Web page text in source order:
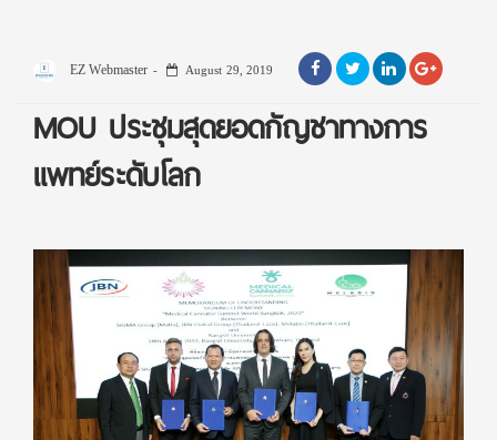
EZ Webmaster August 29, 2019
MOU ประชุมสุดยอดกัญชาทางการ
แพทย์ระดับโลก